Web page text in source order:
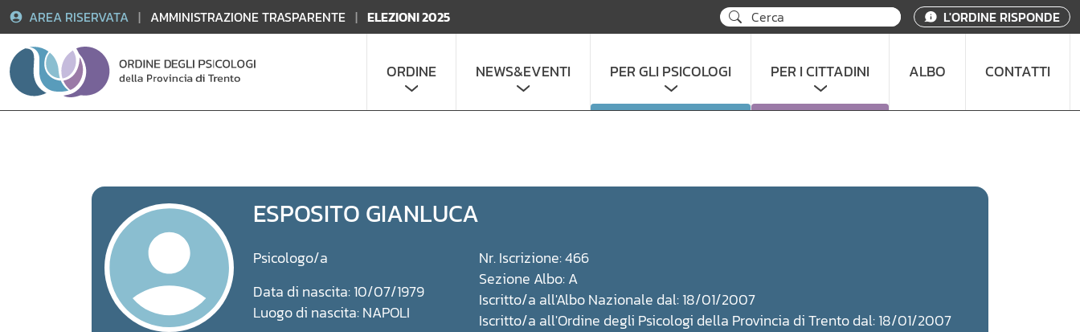
contenuto
AREA RISERVATA | AMMINISTRAZIONE TRASPARENTE | ELEZIONI 2025 L'ORDINE RISPONDE
ORDINE NEWS&EVENTI PER GLI PSICOLOGI PER I CITTADINI ALBO CONTATTI
ESPOSITO GIANLUCA
Psicologo/a
Data di nascita: 10/07/1979
Luogo di nascita: NAPOLI
Nr. Iscrizione: 466
Sezione Albo: A
Iscritto/a all'Albo Nazionale dal: 18/01/2007
Iscritto/a all'Ordine degli Psicologi della Provincia di Trento dal: 18/01/2007